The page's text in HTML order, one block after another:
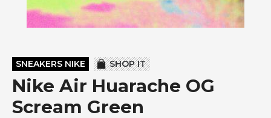
SNEAKERS NIKE SHOP IT
Nike Air Huarache OG
Scream Green